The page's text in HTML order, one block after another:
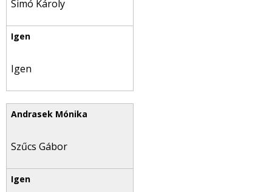
Simó Károly
Igen
Szűcs Gábor